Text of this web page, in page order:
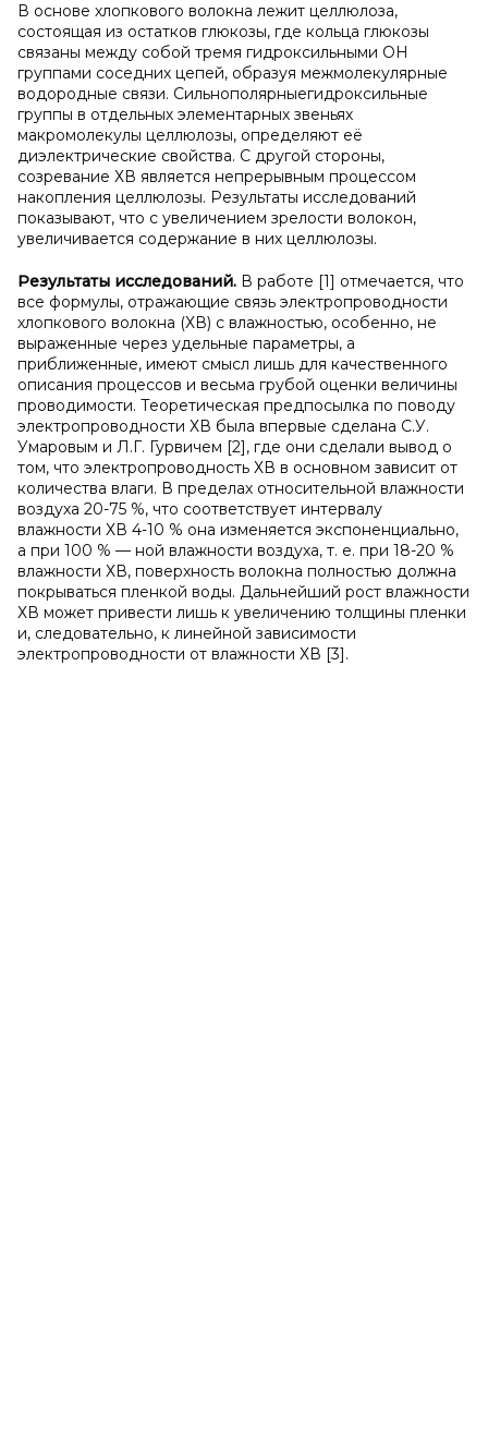
В основе хлопкового волокна лежит целлюлоза,
состоящая из остатков глюкозы, где кольца глюкозы
связаны между собой тремя гидроксильными ОН
группами соседних цепей, образуя межмолекулярные
водородные связи. Сильнополярныегидроксильные
группы в отдельных элементарных звеньях
макромолекулы целлюлозы, определяют её
диэлектрические свойства. С другой стороны,
созревание ХВ является непрерывным процессом
накопления целлюлозы. Результаты исследований
показывают, что с увеличением зрелости волокон,
увеличивается содержание в них целлюлозы.
Результаты исследований. В работе [1] отмечается, что
все формулы, отражающие связь электропроводности
хлопкового волокна (ХВ) с влажностью, особенно, не
выраженные через удельные параметры, а
приближенные, имеют смысл лишь для качественного
описания процессов и весьма грубой оценки величины
проводимости. Теоретическая предпосылка по поводу
электропроводности ХВ была впервые сделана С.У.
Умаровым и Л.Г. Гурвичем [2], где они сделали вывод о
том, что электропроводность ХВ в основном зависит от
количества влаги. В пределах относительной влажности
воздуха 20-75 %, что соответствует интервалу
влажности ХВ 4-10 % она изменяется экспоненциально,
а при 100 % — ной влажности воздуха, т. е. при 18-20 %
влажности ХВ, поверхность волокна полностью должна
покрываться пленкой воды. Дальнейший рост влажности
ХВ может привести лишь к увеличению толщины пленки
и, следовательно, к линейной зависимости
электропроводности от влажности ХВ [3].